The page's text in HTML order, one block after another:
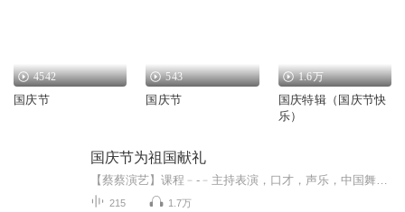
4542
国庆节
543
国庆节
1.6万
国庆特辑（国庆节快
乐）
国庆节为祖国献礼
215 1.7万